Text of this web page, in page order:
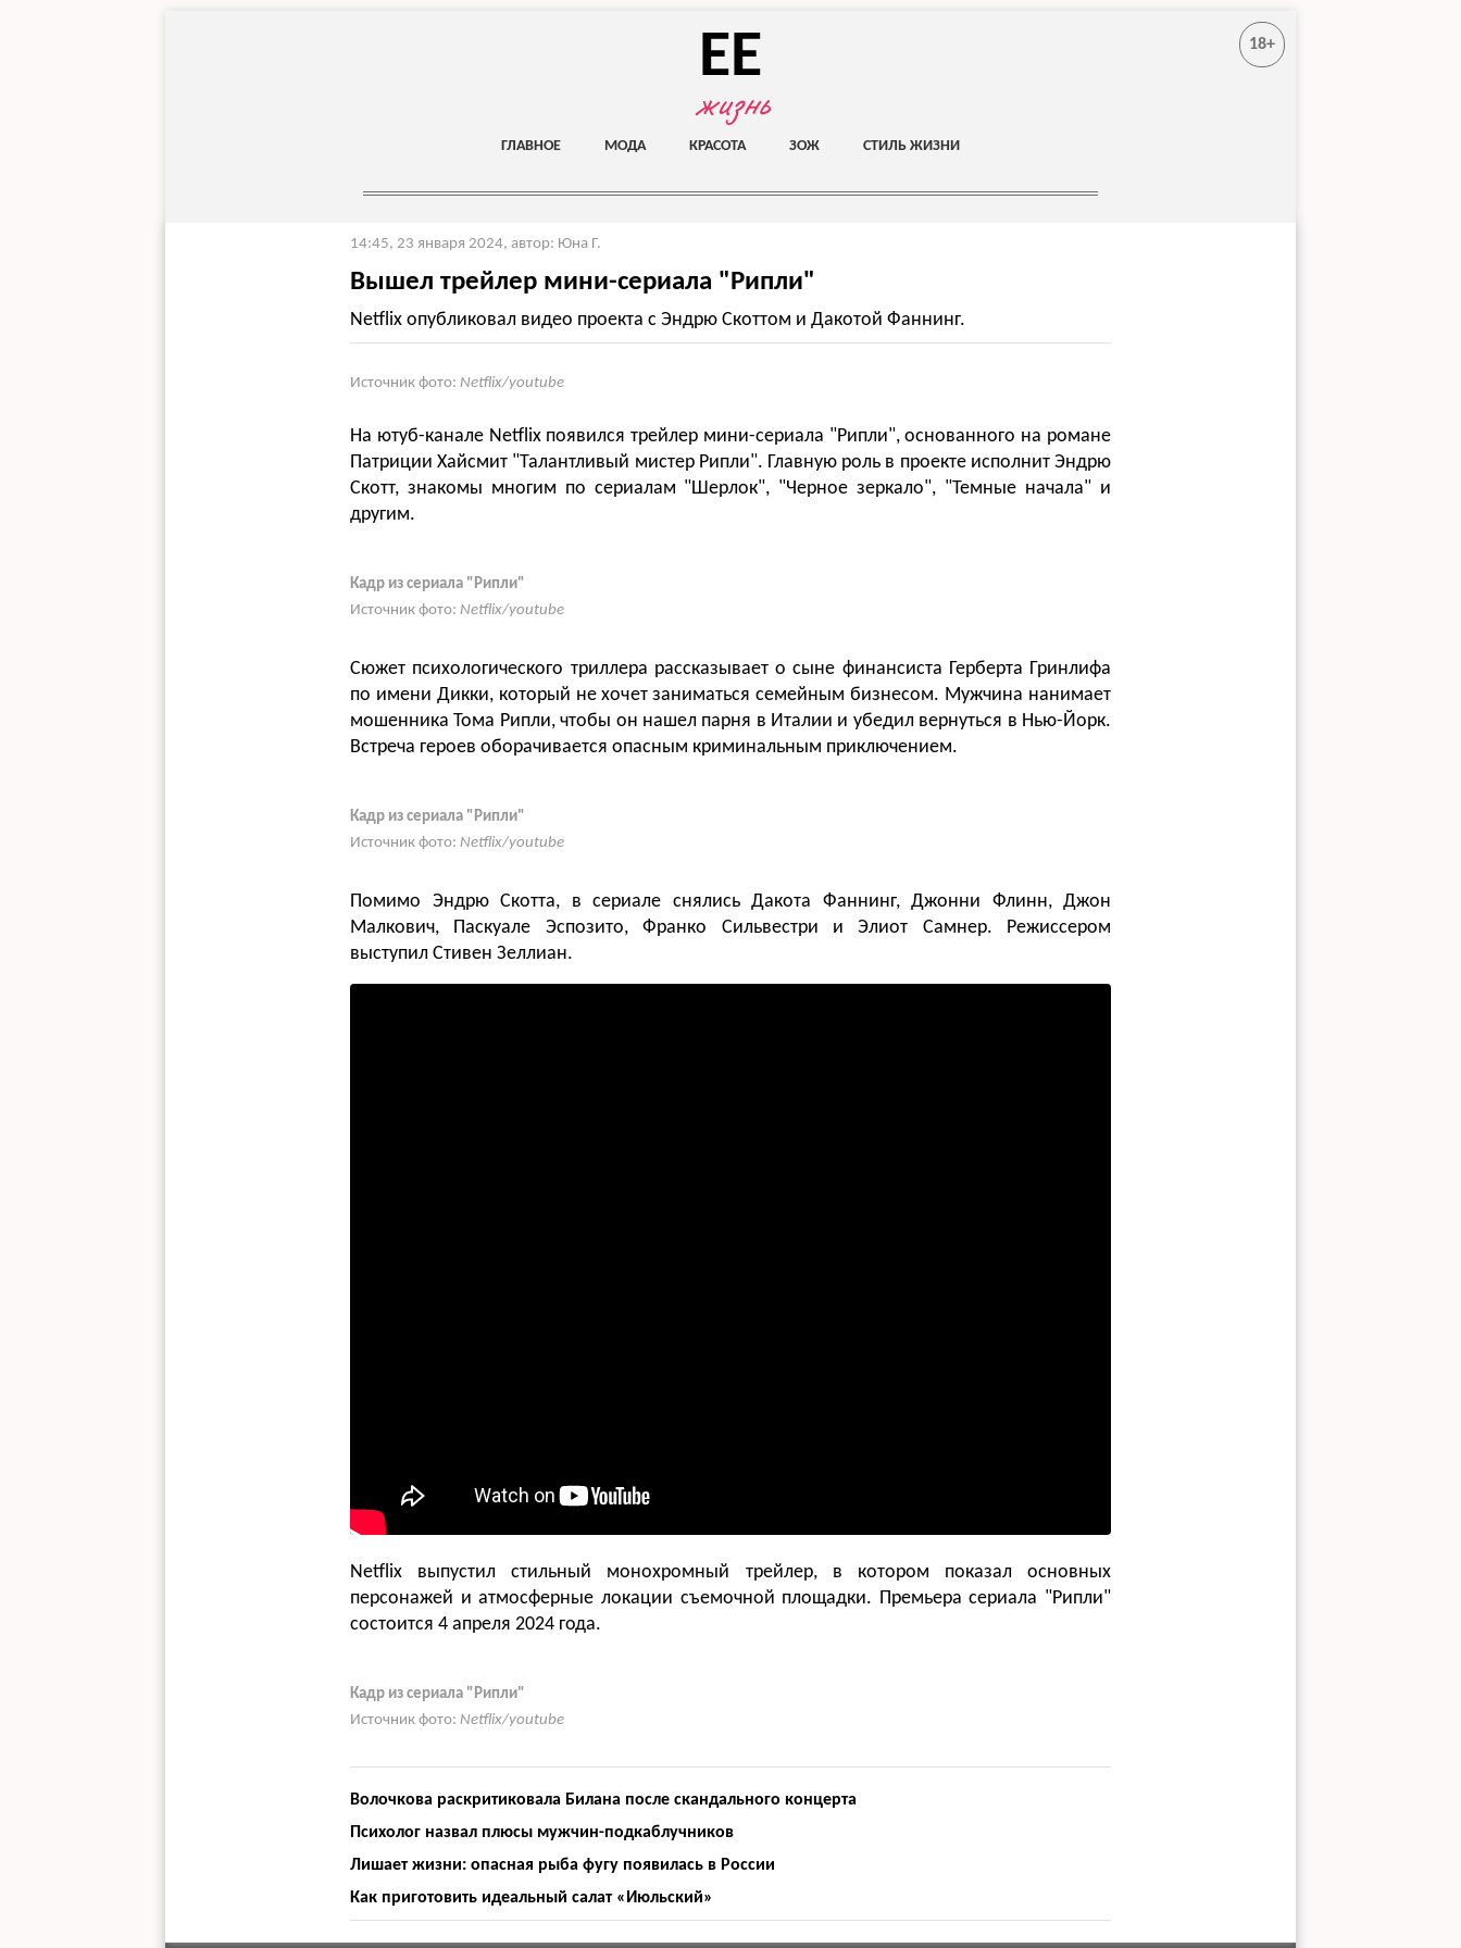
EE
жизнь
18+
ГЛАВНОЕ МОДА КРАСОТА ЗОЖ СТИЛЬ ЖИЗНИ
14:45, 23 января 2024, автор: Юна Г.
Вышел трейлер мини-сериала "Рипли"
Netflix опубликовал видео проекта с Эндрю Скоттом и Дакотой Фаннинг.
Источник фото: Netflix/youtube
На ютуб-канале Netflix появился трейлер мини-сериала "Рипли", основанного на романе
Патриции Хайсмит "Талантливый мистер Рипли". Главную роль в проекте исполнит Эндрю
Скотт, знакомы многим по сериалам "Шерлок", "Черное зеркало", "Темные начала" и
другим.
Кадр из сериала "Рипли"
Источник фото: Netflix/youtube
Сюжет психологического триллера рассказывает о сыне финансиста Герберта Гринлифа
по имени Дикки, который не хочет заниматься семейным бизнесом. Мужчина нанимает
мошенника Тома Рипли, чтобы он нашел парня в Италии и убедил вернуться в Нью-Йорк.
Встреча героев оборачивается опасным криминальным приключением.
Кадр из сериала "Рипли"
Источник фото: Netflix/youtube
Помимо Эндрю Скотта, в сериале снялись Дакота Фаннинг, Джонни Флинн, Джон
Малкович, Паскуале Эспозито, Франко Сильвестри и Элиот Самнер. Режиссером
выступил Стивен Зеллиан.
Netflix выпустил стильный монохромный трейлер, в котором показал основных
персонажей и атмосферные локации съемочной площадки. Премьера сериала "Рипли"
состоится 4 апреля 2024 года.
Кадр из сериала "Рипли"
Источник фото: Netflix/youtube
Волочкова раскритиковала Билана после скандального концерта
Психолог назвал плюсы мужчин-подкаблучников
Лишает жизни: опасная рыба фугу появилась в России
Как приготовить идеальный салат «Июльский»